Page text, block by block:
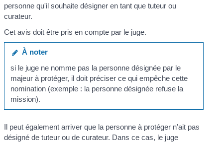
personne qu'il souhaite désigner en tant que tuteur ou
curateur.
Cet avis doit être pris en compte par le juge.
À noter
si le juge ne nomme pas la personne désignée par le
majeur à protéger, il doit préciser ce qui empêche cette
nomination (exemple : la personne désignée refuse la
mission).
Il peut également arriver que la personne à protéger n'ait pas
désigné de tuteur ou de curateur. Dans ce cas, le juge